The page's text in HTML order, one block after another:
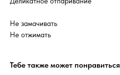
Не замачивать
Не отжимать
Тебе также может понравиться